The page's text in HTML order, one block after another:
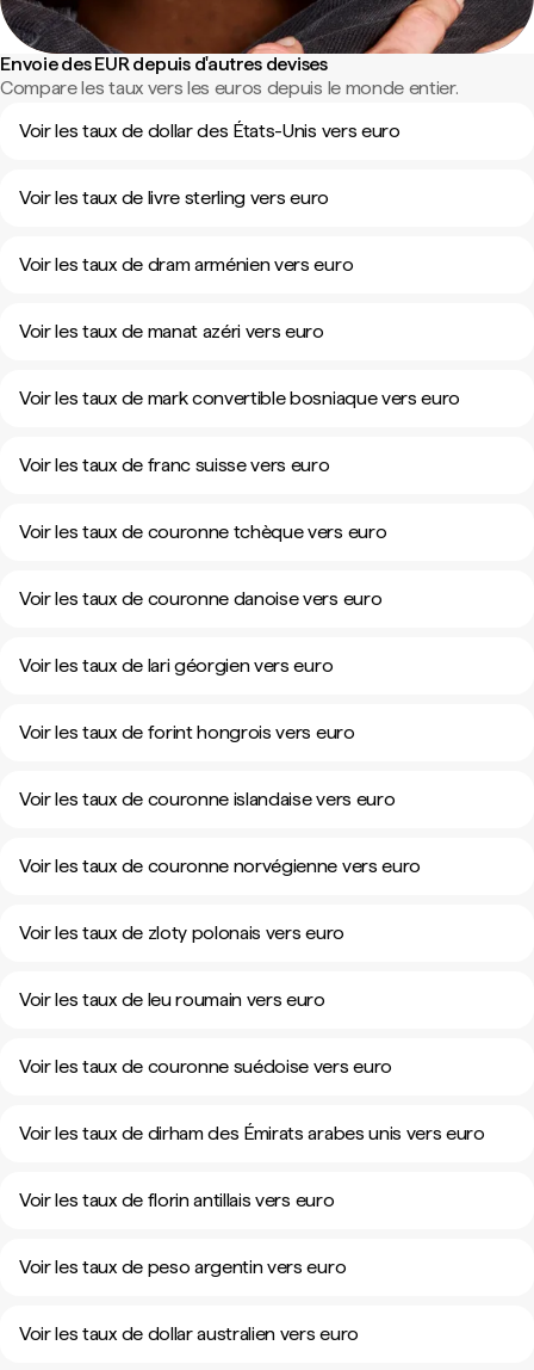
Envoie des EUR depuis d'autres devises
Compare les taux vers les euros depuis le monde entier.
Voir les taux de dollar des États-Unis vers euro
Voir les taux de livre sterling vers euro
Voir les taux de dram arménien vers euro
Voir les taux de manat azéri vers euro
Voir les taux de mark convertible bosniaque vers euro
Voir les taux de franc suisse vers euro
Voir les taux de couronne tchèque vers euro
Voir les taux de couronne danoise vers euro
Voir les taux de lari géorgien vers euro
Voir les taux de forint hongrois vers euro
Voir les taux de couronne islandaise vers euro
Voir les taux de couronne norvégienne vers euro
Voir les taux de zloty polonais vers euro
Voir les taux de leu roumain vers euro
Voir les taux de couronne suédoise vers euro
Voir les taux de dirham des Émirats arabes unis vers euro
Voir les taux de florin antillais vers euro
Voir les taux de peso argentin vers euro
Voir les taux de dollar australien vers euro